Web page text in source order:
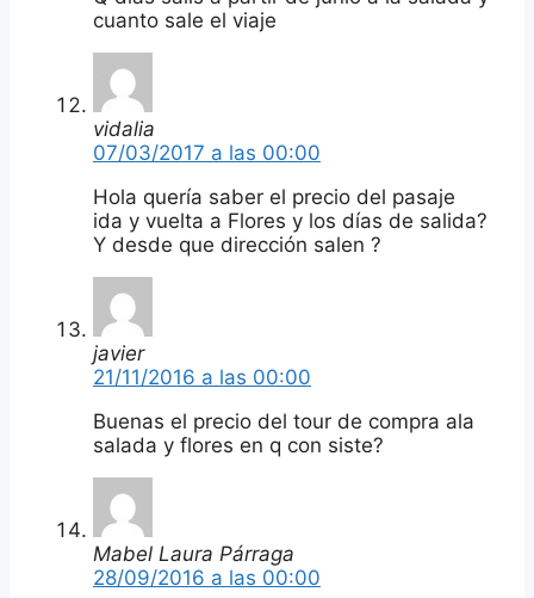
cuanto sale el viaje
vidalia
07/03/2017 a las 00:00
Hola quería saber el precio del pasaje
ida y vuelta a Flores y los días de salida?
Y desde que dirección salen ?
javier
21/11/2016 a las 00:00
Buenas el precio del tour de compra ala
salada y flores en q con siste?
Mabel Laura Párraga
28/09/2016 a las 00:00